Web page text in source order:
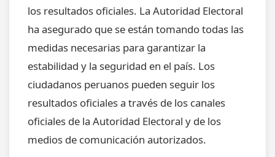
los resultados oficiales. La Autoridad Electoral
ha asegurado que se están tomando todas las
medidas necesarias para garantizar la
estabilidad y la seguridad en el país. Los
ciudadanos peruanos pueden seguir los
resultados oficiales a través de los canales
oficiales de la Autoridad Electoral y de los
medios de comunicación autorizados.